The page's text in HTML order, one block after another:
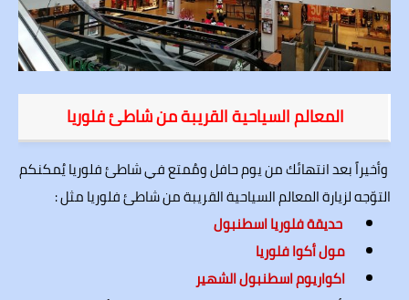
المعالم السياحية القريبة من شاطئ فلوريا
وأخيراً بعد انتهائك من يوم حافل ومُمتع في شاطئ فلوريا يُمكنكم
التوّجه لزيارة المعالم السياحية القريبة من شاطئ فلوريا مثل :
حديقة فلوريا اسطنبول
مول أكوا فلوريا
اكواريوم اسطنبول الشهير